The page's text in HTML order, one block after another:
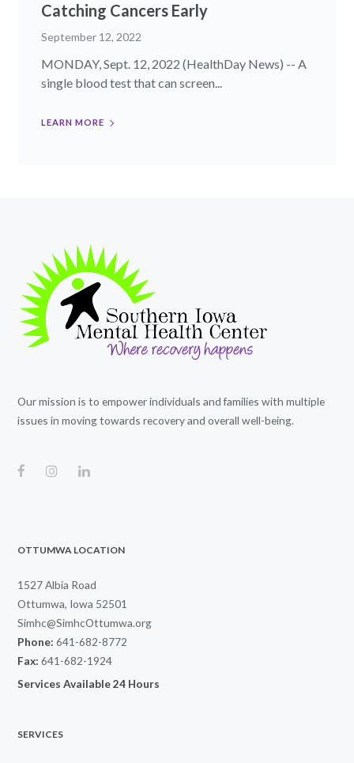
Catching Cancers Early
September 12, 2022
MONDAY, Sept. 12, 2022 (HealthDay News) -- A
single blood test that can screen...
LEARN MORE
Our mission is to empower individuals and families with multiple
issues in moving towards recovery and overall well-being.
OTTUMWA LOCATION
1527 Albia Road
Ottumwa, Iowa 52501
Simhc@SimhcOttumwa.org
Phone: 641-682-8772
Fax: 641-682-1924
Services Available 24 Hours
SERVICES